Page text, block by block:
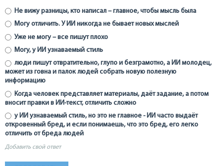
Не вижу разницы, кто написал – главное, чтобы мысль была
Могу отличить. У ИИ никогда не бывает новых мыслей
Уже не могу – все пишут плохо
Могу, у ИИ узнаваемый стиль
люди пишут отвратительно, глупо и безграмотно, а ИИ молодец,
может из говна и палок людей собрать новую полезную
информацию
Когда человек представляет материалы, даёт задание, а потом
вносит правки в ИИ-текст, отличить сложно
у ИИ узнаваемый стиль, но это не главное - ИИ часто выдаёт
откровенный бред, и если понимаешь, что это бред, его легко
отличить от бреда людей
Добавить свой ответ